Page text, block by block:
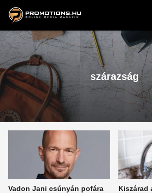
ZENE, FILM & KULT
szárazság
Vadon Jani csúnyán pofára
Kiszárad